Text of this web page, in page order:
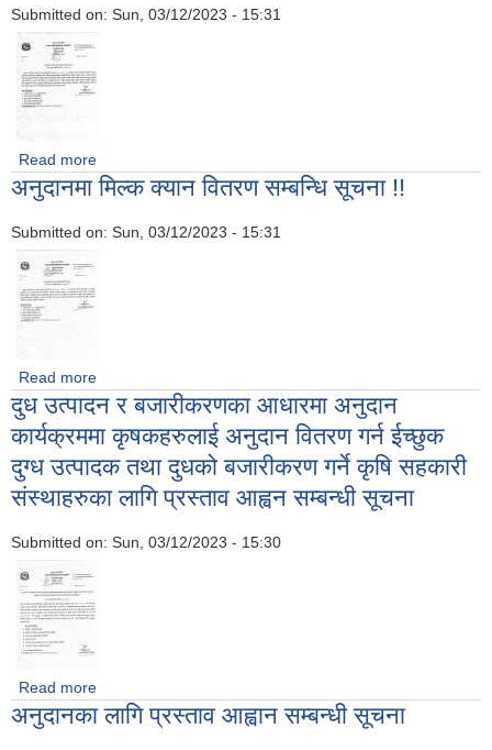
Submitted on: Sun, 03/12/2023 - 15:31
Read more
खोरलाई अनुदानका लागि प्रस्ताव आह्वान सम्बन्धी सूचना
अनुदानमा मिल्क क्यान वितरण सम्बन्धि सूचना !!
Submitted on: Sun, 03/12/2023 - 15:31
Read more
दुध उत्पादन र बजारीकरणका आधारमा अनुदान
कार्यक्रममा कृषकहरुलाई अनुदान वितरण गर्न ईच्छुक
दुग्ध उत्पादक तथा दुधको बजारीकरण गर्ने कृषि सहकारी
संस्थाहरुका लागि प्रस्ताव आह्वन सम्बन्धी सूचना
Submitted on: Sun, 03/12/2023 - 15:30
Read more
कृषकहरुलाई अनुदान वितरण गर्न ईच्छुक दुग्ध उत्पादक तथा दुधको
अनुदानका लागि प्रस्ताव आह्वान सम्बन्धी सूचना